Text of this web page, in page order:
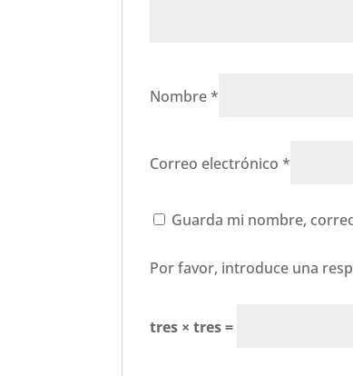
Nombre*
Correo electrónico*
Guarda mi nombre,
Por favor, introduce una
tres × tres =